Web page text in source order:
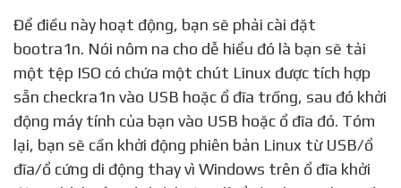
Để điều này hoạt động, bạn sẽ phải cài đặt
bootra1n. Nói nôm na cho dễ hiểu đó là bạn sẽ tải
một tệp ISO có chứa một chút Linux được tích hợp
sẵn checkra1n vào USB hoặc ổ đĩa trống, sau đó khởi
động máy tính của bạn vào USB hoặc ổ đĩa đó. Tóm
lại, bạn sẽ cần khởi động phiên bản Linux từ USB/ổ
đĩa/ổ cứng di động thay vì Windows trên ổ đĩa khởi